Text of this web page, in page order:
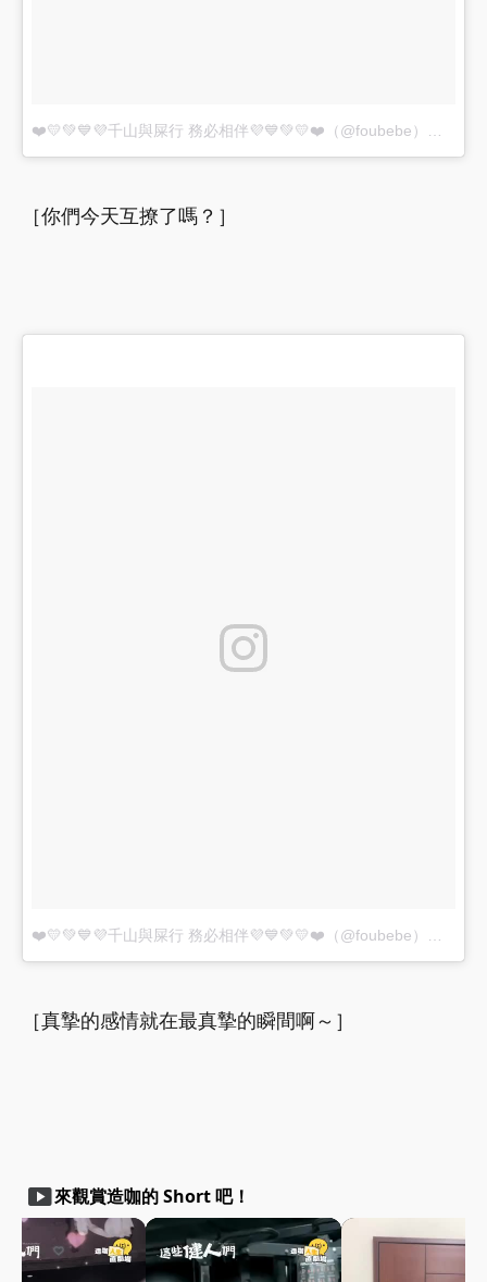
❤️💛💚💙💜千山與屎行 務必相伴💜💙💚💛❤️（@foubebe）分享的貼文
［你們今天互撩了嗎？］
［真摯的感情就在最真摯的瞬間啊～］
smart_display來觀賞造咖的 Short 吧！